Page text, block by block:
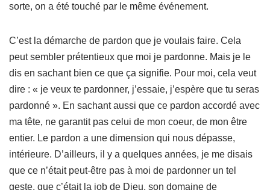
sorte, on a été touché par le même événement.
C’est la démarche de pardon que je voulais faire. Cela
peut sembler prétentieux que moi je pardonne. Mais je le
dis en sachant bien ce que ça signifie. Pour moi, cela veut
dire : « je veux te pardonner, j’essaie, j’espère que tu seras
pardonné ». En sachant aussi que ce pardon accordé avec
ma tête, ne garantit pas celui de mon coeur, de mon être
entier. Le pardon a une dimension qui nous dépasse,
intérieure. D’ailleurs, il y a quelques années, je me disais
que ce n’était peut-être pas à moi de pardonner un tel
geste, que c’était la job de Dieu, son domaine de